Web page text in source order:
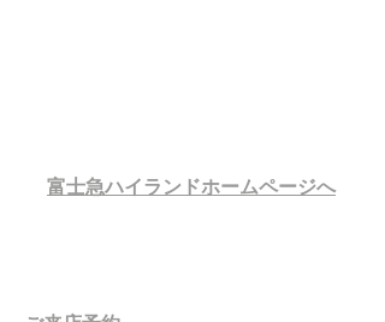
富士急ハイランドホームページへ